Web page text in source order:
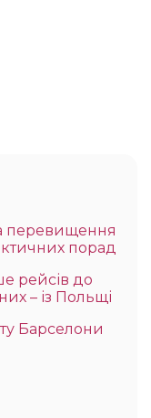
перевищення
порад
рейсів до
– із Польщі
Барселони